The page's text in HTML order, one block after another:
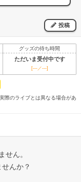
投稿
グッズの待ち時間
ただいま受付中です
[---／---]
際のライブとは異なる場合があ
せん。
んか？